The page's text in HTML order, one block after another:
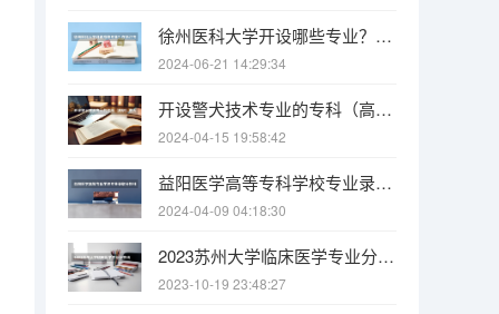
徐州医科大学开设哪些专业？在浙江专业录取分数线
2024-06-21 14:29:34
开设警犬技术专业的专科（高职）类大学有几所
2024-04-15 19:58:42
益阳医学高等专科学校专业录取分数线介绍
2024-04-09 04:18:30
2023苏州大学临床医学专业分数线是多少(历年分数线汇总)
2023-10-19 23:48:27